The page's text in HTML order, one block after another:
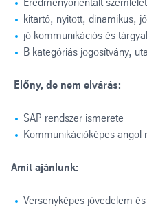
kitartó, nyitott, dinamikus,
jó kommunikációs és
B kategóriás jogosítvány,
Előny, de nem elvárás:
SAP rendszer ismerete
Kommunikációképes angol
Amit ajánlunk:
Versenyképes jövedelem